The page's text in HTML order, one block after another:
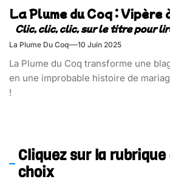
La Plume du Coq : Vipère
La Plume Du Coq 10 Juin 2025
La Plume du Coq transforme une
en une improbable histoire de
!
Cliquez sur la rubrique
choix